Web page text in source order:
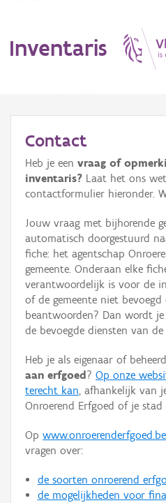
Inventaris
Erfgoedobject
Aanduidingsobject
Waarneming
Thema
Gebeurtenis
Persoon of collectief
Hergebruik
Aanmelden
Contact
Heb je een vraag of
inventaris? Laat het ons
contactformulier hieronder.
Jouw vraag met bijhorende
automatisch doorgestuurd
fiche: het agentschap
gemeente. Onderaan elke
verantwoordelijk is voor de
of de gemeente niet
beantwoorden? Dan wordt
de bevoegde diensten van
Heb je als eigenaar of
aan erfgoed ? Op onze
terecht kan, afhankelijk van
Onroerend Erfgoed of je stad
Op www.onroerenderfgoed.be
vragen over:
de soorten onroerend
de mogelijkheden voor